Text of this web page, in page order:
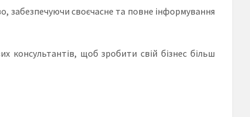
забезпечуючи своєчасне та повне інформування
консультантів, щоб зробити свій бізнес більш